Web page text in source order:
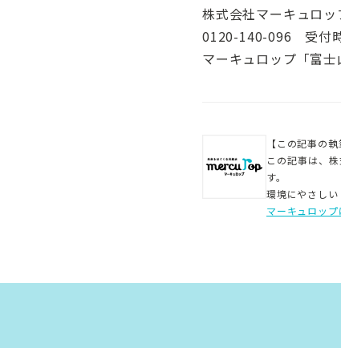
株式会社マーキュロッ
0120-140-096 受付時
マーキュロップ「富
【この記事の
この記事は、
す。
環境にやさしい
マーキュロッ